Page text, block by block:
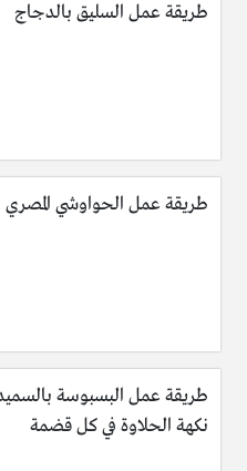
طريقة عمل السليق بالدجاج
طريقة عمل الحواوشي المصري
طريقة عمل البسبوسة
نكهة الحلاوة في كل قضمة